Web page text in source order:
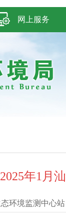
网上服务
2025年1月
环境监测中心站